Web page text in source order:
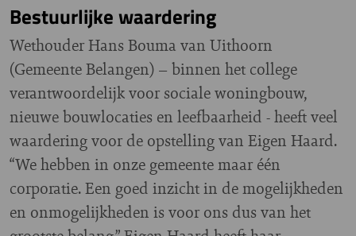
Bestuurlijke waardering
Wethouder Hans Bouma van Uithoorn
(Gemeente Belangen) – binnen het college
verantwoordelijk voor sociale woningbouw,
nieuwe bouwlocaties en leefbaarheid - heeft veel
waardering voor de opstelling van Eigen Haard.
“We hebben in onze gemeente maar één
corporatie. Een goed inzicht in de mogelijkheden
en onmogelijkheden is voor ons dus van het